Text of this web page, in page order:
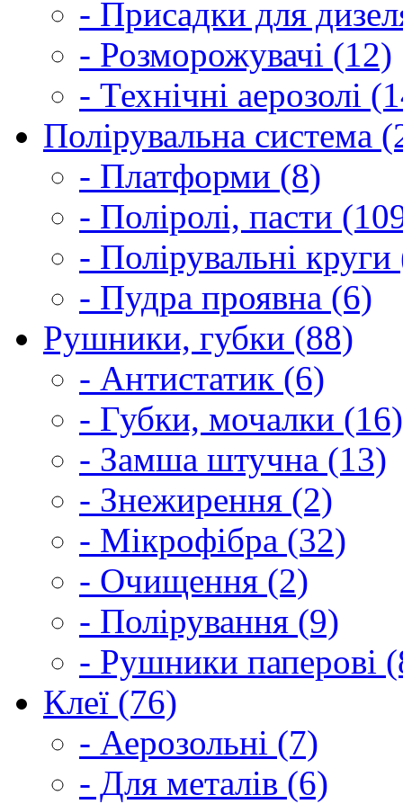
- Присадки для
- Розморожувачі (12)
- Технічні аерозолі
Полірувальна система
- Платформи (8)
- Поліролі, пасти
- Полірувальні
- Пудра проявна (6)
Рушники, губки (88)
- Антистатик (6)
- Губки, мочалки (16)
- Замша штучна (13)
- Знежирення (2)
- Мікрофібра (32)
- Очищення (2)
- Полірування (9)
- Рушники паперові
Клеї (76)
- Аерозольні (7)
- Для металів (6)